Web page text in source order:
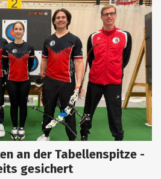
an der Tabellenspitze -
gesichert